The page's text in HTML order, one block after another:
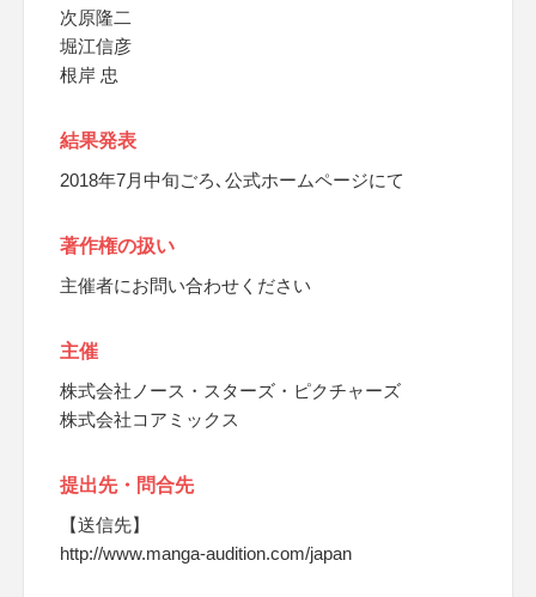
次原隆二
堀江信彦
根岸 忠
結果発表
2018年7月中旬ごろ､公式ホームページにて
著作権の扱い
主催者にお問い合わせください
主催
株式会社ノース・スターズ・ピクチャーズ
株式会社コアミックス
提出先・問合先
【送信先】
http://www.manga-audition.com/japan